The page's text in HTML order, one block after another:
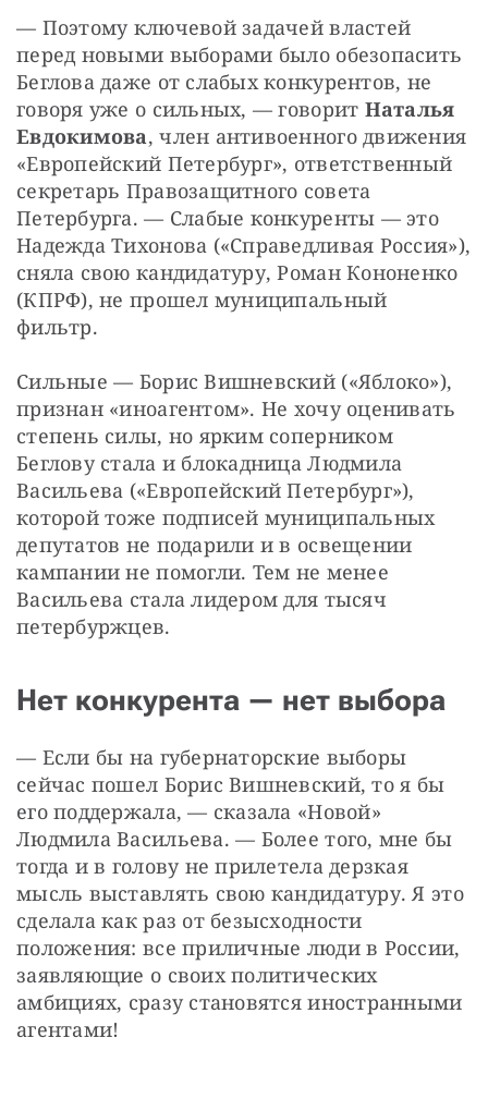
— Поэтому ключевой задачей властей
перед новыми выборами было обезопасить
Беглова даже от слабых конкурентов, не
говоря уже о сильных, — говорит Наталья
Евдокимова, член антивоенного движения
«Европейский Петербург», ответственный
секретарь Правозащитного совета
Петербурга. — Слабые конкуренты — это
Надежда Тихонова («Справедливая Россия»),
сняла свою кандидатуру, Роман Кононенко
(КПРФ), не прошел муниципальный
фильтр.
Сильные — Борис Вишневский («Яблоко»),
признан «иноагентом». Не хочу оценивать
степень силы, но ярким соперником
Беглову стала и блокадница Людмила
Васильева («Европейский Петербург»),
которой тоже подписей муниципальных
депутатов не подарили и в освещении
кампании не помогли. Тем не менее
Васильева стала лидером для тысяч
петербуржцев.
Нет конкурента — нет выбора
— Если бы на губернаторские выборы
сейчас пошел Борис Вишневский, то я бы
его поддержала, — сказала «Новой»
Людмила Васильева. — Более того, мне бы
тогда и в голову не прилетела дерзкая
мысль выставлять свою кандидатуру. Я это
сделала как раз от безысходности
положения: все приличные люди в России,
заявляющие о своих политических
амбициях, сразу становятся иностранными
агентами!